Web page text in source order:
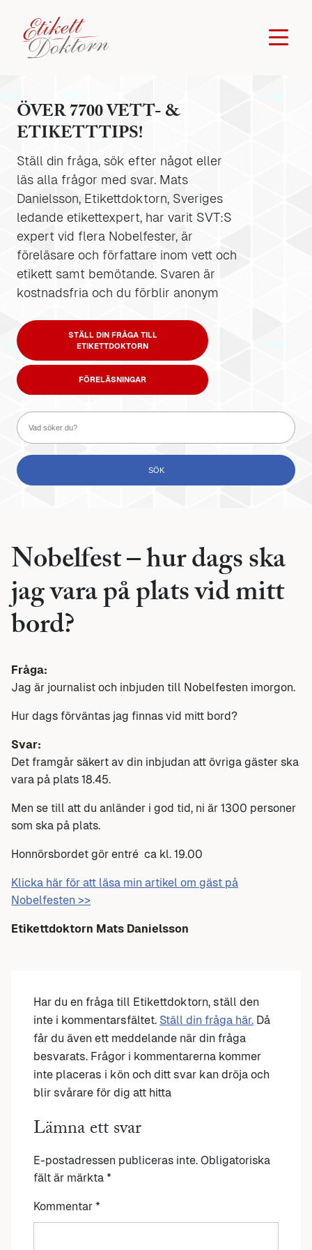
ÖVER 7700 VETT- &
ETIKETTTIPS!
Ställ din fråga, sök efter något eller
läs alla frågor med svar. Mats
Danielsson, Etikettdoktorn, Sveriges
ledande etikettexpert, har varit SVT:S
expert vid flera Nobelfester, är
föreläsare och författare inom vett och
etikett samt bemötande. Svaren är
kostnadsfria och du förblir anonym
STÄLL DIN FRÅGA TILL
ETIKETTDOKTORN
FÖRELÄSNINGAR
Nobelfest – hur dags ska
jag vara på plats vid mitt
bord?
Fråga:
Jag är journalist och inbjuden till Nobelfesten imorgon.
Hur dags förväntas jag finnas vid mitt bord?
Svar:
Det framgår säkert av din inbjudan att övriga gäster ska
vara på plats 18.45.
Men se till att du anländer i god tid, ni är 1300 personer
som ska på plats.
Honnörsbordet gör entré ca kl. 19.00
Klicka här för att läsa min artikel om gäst på
Nobelfesten >>
Etikettdoktorn Mats Danielsson
Har du en fråga till Etikettdoktorn, ställ den
inte i kommentarsfältet. Ställ din fråga här. Då
får du även ett meddelande när din fråga
besvarats. Frågor i kommentarerna kommer
inte placeras i kön och ditt svar kan dröja och
blir svårare för dig att hitta
Lämna ett svar
E-postadressen publiceras inte. Obligatoriska
fält är märkta *
Kommentar *